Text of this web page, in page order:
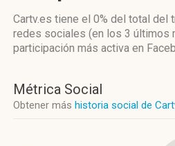
Cartv.es tiene el 0% del total del
redes sociales (en los 3 últimos
participación más activa en
Métrica Social
Obtener más historia social de